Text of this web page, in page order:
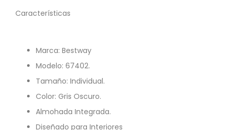
Características
Marca: Bestway
Modelo: 67402.
Tamaño: Individual.
Color: Gris Oscuro.
Almohada Integrada.
Diseñado para Interiores